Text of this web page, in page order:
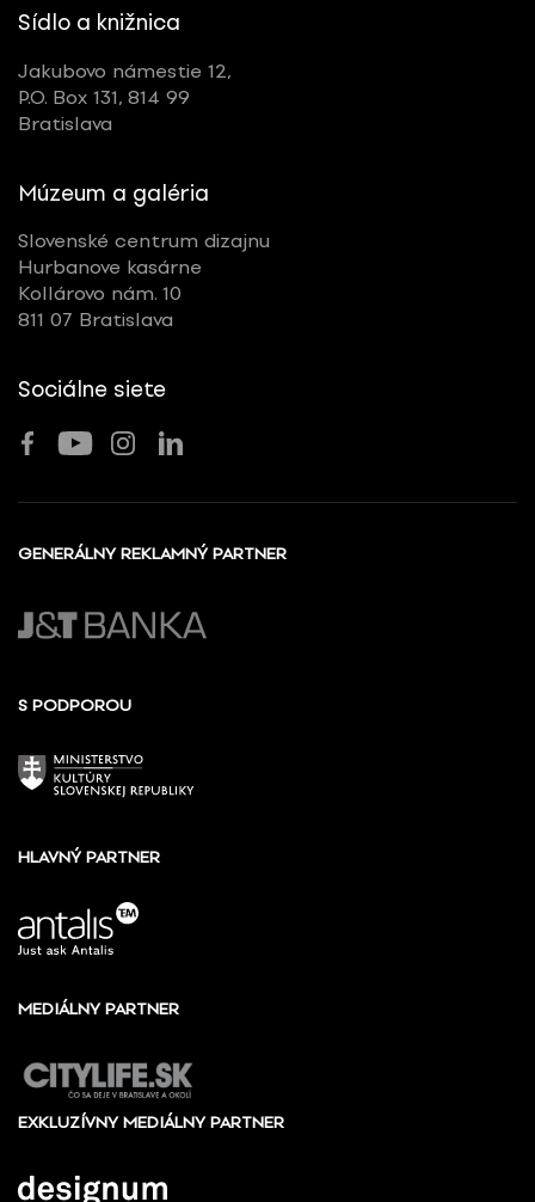
Sídlo a knižnica
Jakubovo námestie 12,
P.O. Box 131, 814 99
Bratislava
Múzeum a galéria
Slovenské centrum dizajnu
Hurbanove kasárne
Kollárovo nám. 10
811 07 Bratislava
Sociálne siete
GENERÁLNY REKLAMNÝ PARTNER
S PODPOROU
HLAVNÝ PARTNER
MEDIÁLNY PARTNER
EXKLUZÍVNY MEDIÁLNY PARTNER